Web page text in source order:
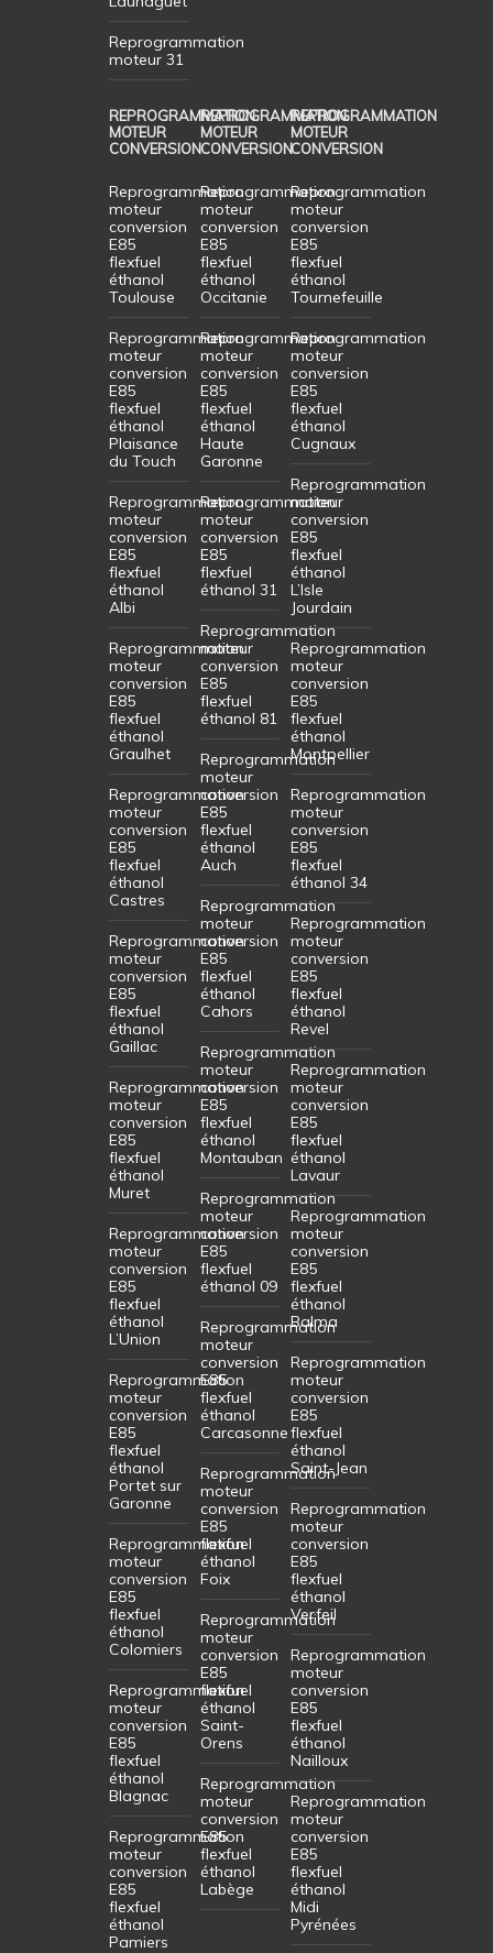
Reprogrammation
moteur 31
REPROGRAMMATION
MOTEUR
CONVERSION
Reprogrammation
moteur
conversion
E85
flexfuel
éthanol
Toulouse
Reprogrammation
moteur
conversion
E85
flexfuel
éthanol
Plaisance
du Touch
Reprogrammation
moteur
conversion
E85
flexfuel
éthanol
Albi
Reprogrammation
moteur
conversion
E85
flexfuel
éthanol
Graulhet
Reprogrammation
moteur
conversion
E85
flexfuel
éthanol
Castres
Reprogrammation
moteur
conversion
E85
flexfuel
éthanol
Gaillac
Reprogrammation
moteur
conversion
E85
flexfuel
éthanol
Muret
Reprogrammation
moteur
conversion
E85
flexfuel
éthanol
L’Union
Reprogrammation
moteur
conversion
E85
flexfuel
éthanol
Portet sur
Garonne
Reprogrammation
moteur
conversion
E85
flexfuel
éthanol
Colomiers
Reprogrammation
moteur
conversion
E85
flexfuel
éthanol
Blagnac
Reprogrammation
moteur
conversion
E85
flexfuel
éthanol
Pamiers
REPROGRAMMATION
MOTEUR
CONVERSION
Reprogrammation
moteur
conversion
E85
flexfuel
éthanol
Occitanie
Reprogrammation
moteur
conversion
E85
flexfuel
éthanol
Haute
Garonne
Reprogrammation
moteur
conversion
E85
flexfuel
éthanol 31
Reprogrammation
moteur
conversion
E85
flexfuel
éthanol 81
Reprogrammation
moteur
conversion
E85
flexfuel
éthanol
Auch
Reprogrammation
moteur
conversion
E85
flexfuel
éthanol
Cahors
Reprogrammation
moteur
conversion
E85
flexfuel
éthanol
Montauban
Reprogrammation
moteur
conversion
E85
flexfuel
éthanol 09
Reprogrammation
moteur
conversion
E85
flexfuel
éthanol
Carcasonne
Reprogrammation
moteur
conversion
E85
flexfuel
éthanol
Foix
Reprogrammation
moteur
conversion
E85
flexfuel
éthanol
Saint-
Orens
Reprogrammation
moteur
conversion
E85
flexfuel
éthanol
Labège
REPROGRAMMATION
MOTEUR
CONVERSION
Reprogrammation
moteur
conversion
E85
flexfuel
éthanol
Tournefeuille
Reprogrammation
moteur
conversion
E85
flexfuel
éthanol
Cugnaux
Reprogrammation
moteur
conversion
E85
flexfuel
éthanol
L’Isle
Jourdain
Reprogrammation
moteur
conversion
E85
flexfuel
éthanol
Montpellier
Reprogrammation
moteur
conversion
E85
flexfuel
éthanol 34
Reprogrammation
moteur
conversion
E85
flexfuel
éthanol
Revel
Reprogrammation
moteur
conversion
E85
flexfuel
éthanol
Lavaur
Reprogrammation
moteur
conversion
E85
flexfuel
éthanol
Balma
Reprogrammation
moteur
conversion
E85
flexfuel
éthanol
Saint-Jean
Reprogrammation
moteur
conversion
E85
flexfuel
éthanol
Verfeil
Reprogrammation
moteur
conversion
E85
flexfuel
éthanol
Nailloux
Reprogrammation
moteur
conversion
E85
flexfuel
éthanol
Midi
Pyrénées